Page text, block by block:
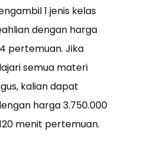
1 jenis kelas
dengan harga
pertemuan. Jika
semua materi
kalian dapat
harga 3.750.000
menit pertemuan.